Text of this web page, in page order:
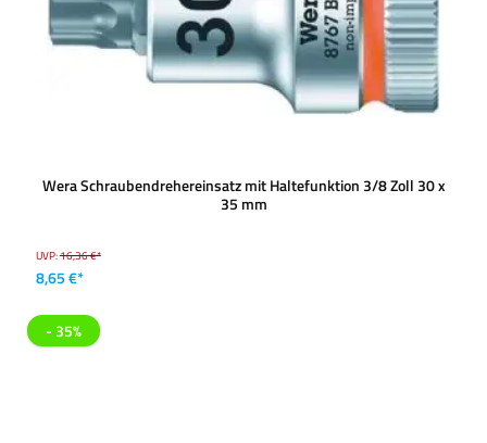
Wera Schraubendrehereinsatz mit Haltefunktion 3/8 Zoll 30 x
35 mm
UVP:16,36 €*
8,65 €*
- 35%